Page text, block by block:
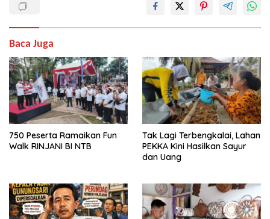
Baca Juga
750 Peserta Ramaikan Fun
Walk RINJANI BI NTB
Tak Lagi Terbengkalai, Lahan
PEKKA Kini Hasilkan Sayur
dan Uang